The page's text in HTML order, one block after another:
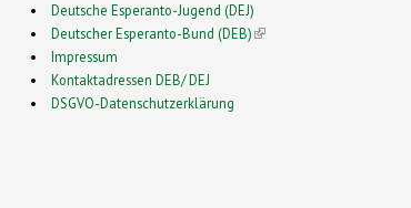
Deutsche Esperanto-Jugend (DEJ)
Deutscher Esperanto-Bund (DEB)(link is external)
Impressum
Kontaktadressen DEB/ DEJ
DSGVO-Datenschutzerklärung